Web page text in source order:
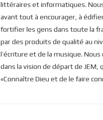
littéraires et informatiques.
avant tout à encourager, à
fortifier les gens dans toute la
par des produits de qualité au
l’écriture et de la musique.
dans la vision de départ de JEM,
«Connaître Dieu et de le faire